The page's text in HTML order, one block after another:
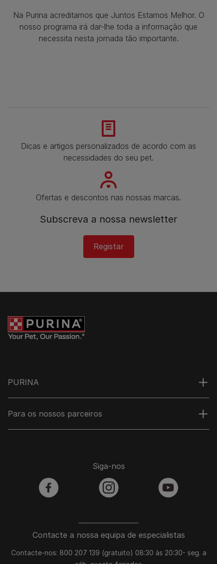
Na Purina acreditamos que Juntos Estamos Melhor. O
nosso programa irá dar-lhe toda a informação que
necessita nesta jornada tão importante.
Dicas e artigos personalizados de acordo com as
necessidades do seu pet.
Ofertas e descontos nas nossas marcas.
Subscreva a nossa newsletter​
Registar
PURINA
Para os nossos parceiros
Contacte a nossa equipa de especialistas
Contacte-nos: 800 207 139 (gratuito) 08:30 às 20:30- seg. a
Siga-nos
facebook instagram youtube